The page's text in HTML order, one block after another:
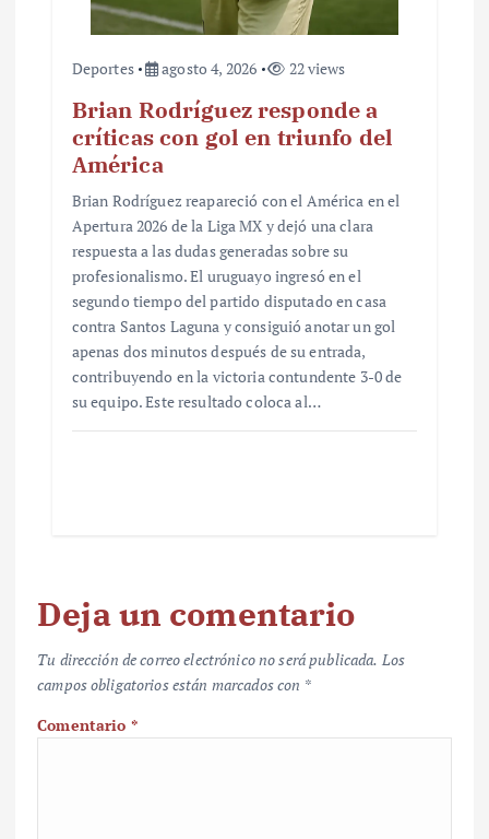
Deportes agosto 4, 2026 22 views
Brian Rodríguez responde a
críticas con gol en triunfo del
América
Brian Rodríguez reapareció con el América en el
Apertura 2026 de la Liga MX y dejó una clara
respuesta a las dudas generadas sobre su
profesionalismo. El uruguayo ingresó en el
segundo tiempo del partido disputado en casa
contra Santos Laguna y consiguió anotar un gol
apenas dos minutos después de su entrada,
contribuyendo en la victoria contundente 3-0 de
su equipo. Este resultado coloca al…
Deja un comentario
Tu dirección de correo electrónico no será publicada. Los
campos obligatorios están marcados con *
Comentario *